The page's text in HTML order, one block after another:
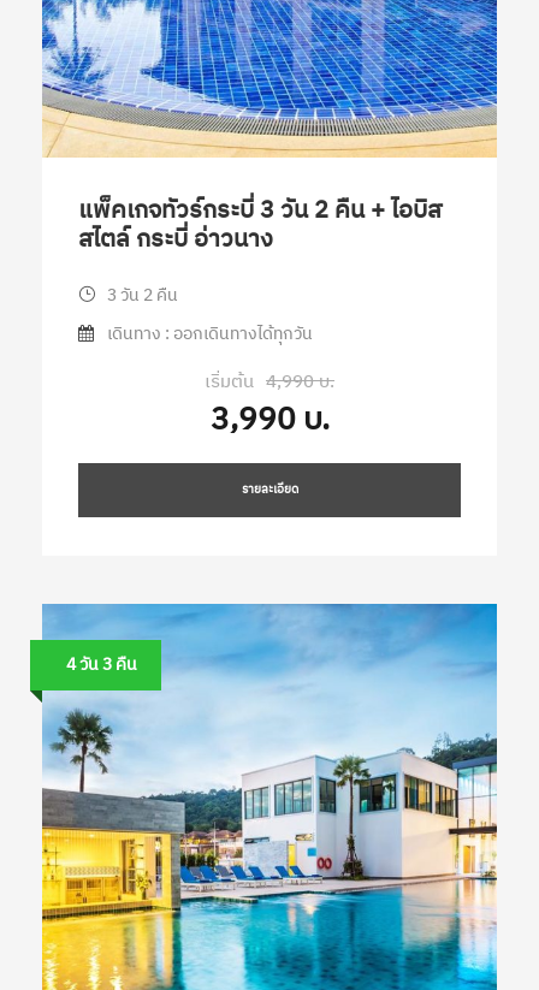
แพ็คเกจทัวร์กระบี่ 3 วัน 2 คืน + ไอบิส
สไตล์ กระบี่ อ่าวนาง
3 วัน 2 คืน
เดินทาง : ออกเดินทางได้ทุกวัน
เริ่มต้น 4,990 บ.
3,990 บ.
รายละเอียด
4 วัน 3 คืน